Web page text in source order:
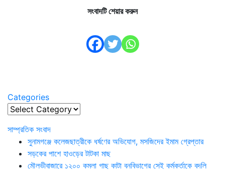
সংবাদটি শেয়ার করুন
Categories
Categories
সাম্প্রতিক সংবাদ
সুনামগঞ্জে কলেজছাত্রীকে ধর্ষণের অভিযোগ, মসজিদের ইমাম গ্রেপ্তার
সড়কের পাশে হাওড়ের টাটকা মাছ
মৌলভীবাজারে ১২০০ কমলা গাছ কাটা বনবিভাগের সেই কর্মকর্তাকে বদলি